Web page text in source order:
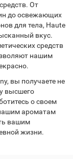
От
до освежающих
для тела, Haute
вкус.
средств
нашим
вы получаете не
высшего
о своем
ароматам
вашим
жизни.